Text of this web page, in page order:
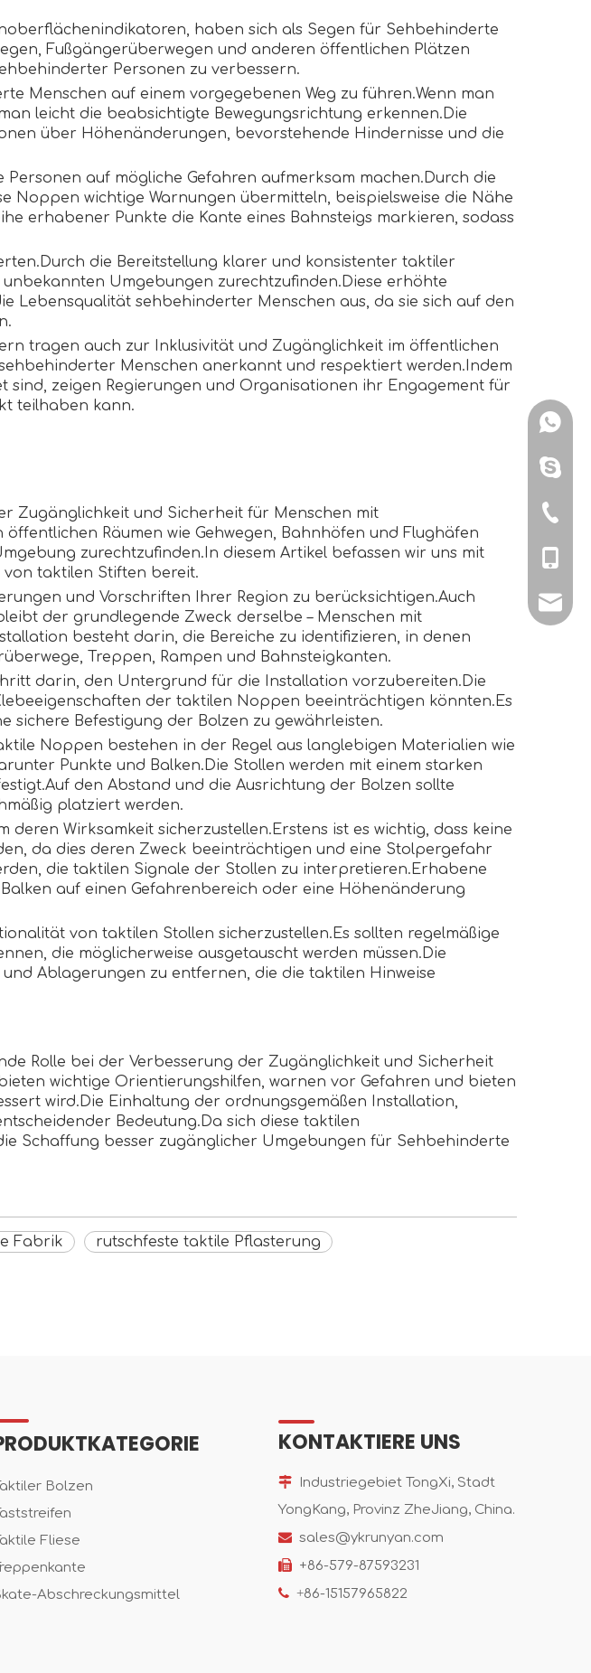
haben sich als Segen für Sehbehinderte
Fußgängerüberwegen und anderen öffentlichen Plätzen
Personen zu verbessern.
Menschen auf einem vorgegebenen Weg zu führen.Wenn man
leicht die beabsichtigte Bewegungsrichtung erkennen.Die
über Höhenänderungen, bevorstehende Hindernisse und die
auf mögliche Gefahren aufmerksam machen.Durch die
Noppen wichtige Warnungen übermitteln, beispielsweise die Nähe
erhabener Punkte die Kante eines Bahnsteigs markieren, sodass
die Bereitstellung klarer und konsistenter taktiler
Umgebungen zurechtzufinden.Diese erhöhte
Lebensqualität sehbehinderter Menschen aus, da sie sich auf den
tragen auch zur Inklusivität und Zugänglichkeit im öffentlichen
Menschen anerkannt und respektiert werden.Indem
zeigen Regierungen und Organisationen ihr Engagement für
teilhaben kann.
Zugänglichkeit und Sicherheit für Menschen mit
Räumen wie Gehwegen, Bahnhöfen und Flughäfen
zurechtzufinden.In diesem Artikel befassen wir uns mit
von taktilen Stiften bereit.
und Vorschriften Ihrer Region zu berücksichtigen.Auch
der grundlegende Zweck derselbe – Menschen mit
besteht darin, die Bereiche zu identifizieren, in denen
Treppen, Rampen und Bahnsteigkanten.
darin, den Untergrund für die Installation vorzubereiten.Die
der taktilen Noppen beeinträchtigen könnten.Es
sichere Befestigung der Bolzen zu gewährleisten.
Noppen bestehen in der Regel aus langlebigen Materialien wie
Punkte und Balken.Die Stollen werden mit einem starken
den Abstand und die Ausrichtung der Bolzen sollte
platziert werden.
Wirksamkeit sicherzustellen.Erstens ist es wichtig, dass keine
da dies deren Zweck beeinträchtigen und eine Stolpergefahr
die taktilen Signale der Stollen zu interpretieren.Erhabene
auf einen Gefahrenbereich oder eine Höhenänderung
von taktilen Stollen sicherzustellen.Es sollten regelmäßige
die möglicherweise ausgetauscht werden müssen.Die
Ablagerungen zu entfernen, die die taktilen Hinweise
Rolle bei der Verbesserung der Zugänglichkeit und Sicherheit
wichtige Orientierungshilfen, warnen vor Gefahren und bieten
wird.Die Einhaltung der ordnungsgemäßen Installation,
Bedeutung.Da sich diese taktilen
Schaffung besser zugänglicher Umgebungen für Sehbehinderte
Fabrik
rutschfeste taktile Pflasterung
Bolzen
Fliese
Abschreckungsmittel
+86-
KONTAKTIERE UNS

Industriegebiet TongXi, Stadt
YongKang, Provinz ZheJiang, China.
 sales@ykrunyan.com
 +86-579-87593231
+86-15157965822